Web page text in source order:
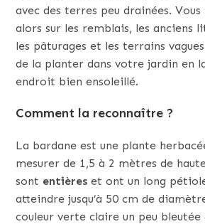
avec des terres peu drainées.
alors sur les remblais, les anciens
les pâturages et les terrains
de la planter dans votre jardin en
endroit bien ensoleillé.
Comment la reconnaître ?
La bardane est une plante
mesurer de 1,5 à 2 mètres de
sont entières et ont un long
atteindre jusqu’à 50 cm de
couleur verte claire un peu bleutée